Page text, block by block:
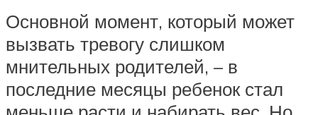
Основной момент, который может
вызвать тревогу слишком
мнительных родителей, – в
последние месяцы ребенок стал